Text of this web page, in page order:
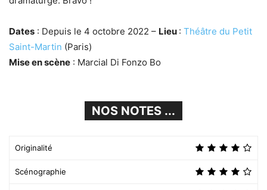
Dates : Depuis le 4 octobre 2022 – Lieu : Théâtre du Petit
Saint-Martin (Paris)
Mise en scène : Marcial Di Fonzo Bo
NOS NOTES ...
Originalité
Scénographie